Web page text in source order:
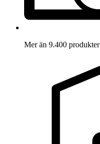
Mer än 9.400 produkter